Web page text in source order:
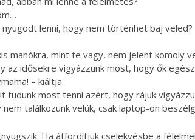
nyugodt lenni, hogy nem történhet baj veled?
manókra, mint te vagy, nem jelent komoly
az idősekre vigyázzunk most, hogy ők
– kiáltja.
tudunk most tenni azért, hogy rájuk
nem találkozunk velük, csak laptop-on
Ha átfordítjuk cselekvésbe a